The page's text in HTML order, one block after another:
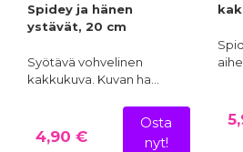
Spidey ja hänen
ystävät, 20 cm
Syötävä vohvelinen
kakkukuva. Kuvan ha…
4,90 €
Osta
nyt!